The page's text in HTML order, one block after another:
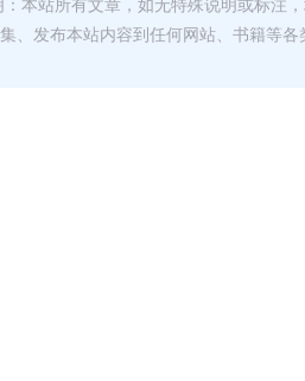
、发布本站内容到任何网站、书籍等